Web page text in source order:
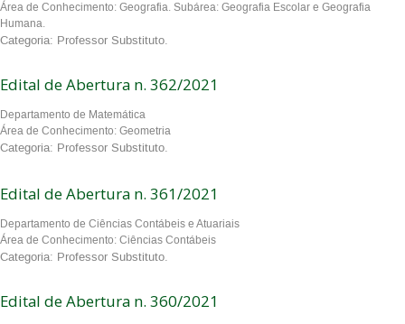
Área de Conhecimento: Geografia. Subárea: Geografia Escolar e Geografia
Humana.
Categoria: Professor Substituto.
Edital de Abertura n. 362/2021
Departamento de Matemática
Área de Conhecimento: Geometria
Categoria: Professor Substituto.
Edital de Abertura n. 361/2021
Departamento de Ciências Contábeis e Atuariais
Área de Conhecimento: Ciências Contábeis
Categoria: Professor Substituto.
Edital de Abertura n. 360/2021